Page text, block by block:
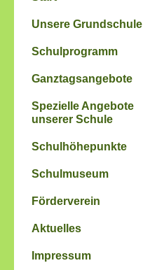
Unsere Grundschule
Schulprogramm
Ganztagsangebote
Spezielle Angebote
unserer Schule
Schulhöhepunkte
Schulmuseum
Förderverein
Aktuelles
Impressum